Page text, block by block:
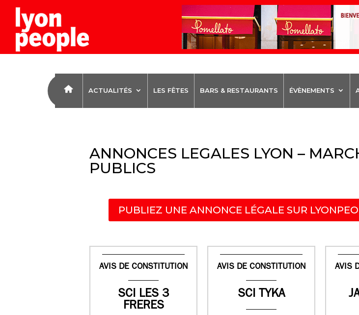
ACTUALITÉS LES FÊTES BARS & RESTAURANTS ÉVÈNEMENTS
ANNONCES LEGALES LYON –
PUBLICS
PUBLIEZ UNE ANNONCE LÉGALE SUR
AVIS DE CONSTITUTION
SCI LES 3
FRERES
AVIS DE CONSTITUTION
SCI TYKA
AVIS